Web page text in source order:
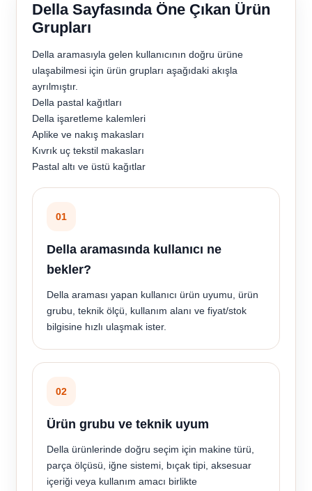
Della Sayfasında Öne Çıkan Ürün
Grupları
Della aramasıyla gelen kullanıcının doğru ürüne
ulaşabilmesi için ürün grupları aşağıdaki akışla
ayrılmıştır.
Della pastal kağıtları
Della işaretleme kalemleri
Aplike ve nakış makasları
Kıvrık uç tekstil makasları
Pastal altı ve üstü kağıtlar
01
Della aramasında kullanıcı ne
bekler?
Della araması yapan kullanıcı ürün uyumu, ürün
grubu, teknik ölçü, kullanım alanı ve fiyat/stok
bilgisine hızlı ulaşmak ister.
02
Ürün grubu ve teknik uyum
Della ürünlerinde doğru seçim için makine türü,
parça ölçüsü, iğne sistemi, bıçak tipi, aksesuar
içeriği veya kullanım amacı birlikte